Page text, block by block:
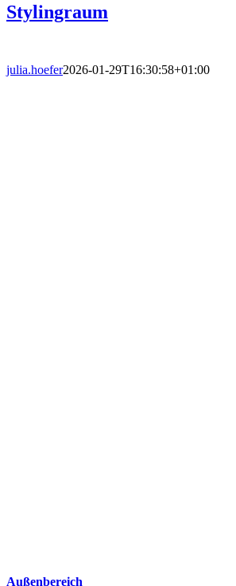
Stylingraum
julia.hoefer2026-01-29T16:30:58+01:00
Außenbereich